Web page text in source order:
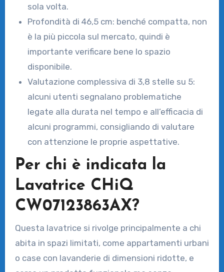
sola volta.
Profondità di 46,5 cm: benché compatta, non
è la più piccola sul mercato, quindi è
importante verificare bene lo spazio
disponibile.
Valutazione complessiva di 3,8 stelle su 5:
alcuni utenti segnalano problematiche
legate alla durata nel tempo e all’efficacia di
alcuni programmi, consigliando di valutare
con attenzione le proprie aspettative.
Per chi è indicata la
Lavatrice CHiQ
CW07123863AX?
Questa lavatrice si rivolge principalmente a chi
abita in spazi limitati, come appartamenti urbani
o case con lavanderie di dimensioni ridotte, e